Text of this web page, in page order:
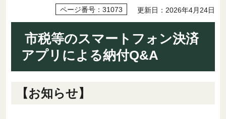
ページ番号：31073 更新日：2026年4月24日
市税等のスマートフォン決済
アプリによる納付Q&A
【お知らせ】